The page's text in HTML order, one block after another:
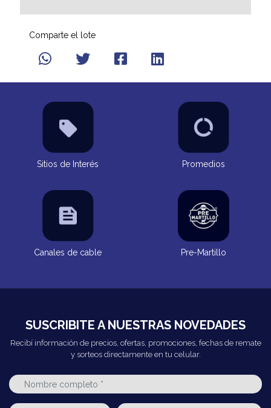
Comparte el lote
Sitios de Interés Promedios
Canales de cable Pre-Martillo
SUSCRIBITE A NUESTRAS NOVEDADES
Recibí información de precios, ofertas, promociones, fechas de remate
y sorteos directamente en tu celular.